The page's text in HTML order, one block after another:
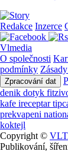
Redakce Inzerce
Vlmedia
O společnosti
podmínky
Zpracování dat
denik dotyk
kafe ireceptar
prekvapeni
koktejl
Copyright ©
Publikování,